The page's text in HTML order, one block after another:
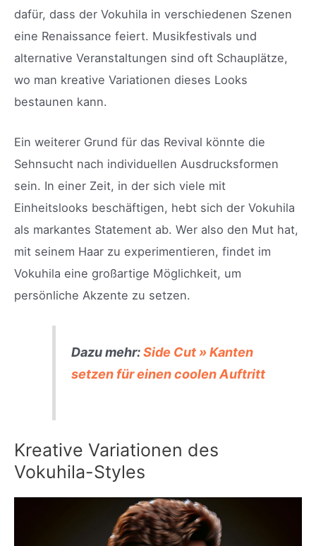
dafür, dass der Vokuhila in verschiedenen Szenen
eine Renaissance feiert. Musikfestivals und
alternative Veranstaltungen sind oft Schauplätze,
wo man kreative Variationen dieses Looks
bestaunen kann.
Ein weiterer Grund für das Revival könnte die
Sehnsucht nach individuellen Ausdrucksformen
sein. In einer Zeit, in der sich viele mit
Einheitslooks beschäftigen, hebt sich der Vokuhila
als markantes Statement ab. Wer also den Mut hat,
mit seinem Haar zu experimentieren, findet im
Vokuhila eine großartige Möglichkeit, um
persönliche Akzente zu setzen.
Dazu mehr:Side Cut » Kanten
setzen für einen coolen Auftritt
Kreative Variationen des
Vokuhila-Styles